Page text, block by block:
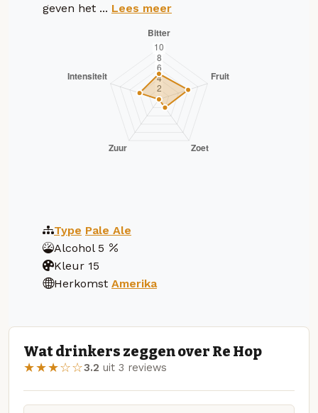
geven het ... Lees meer
Type Pale Ale
Alcohol 5
Kleur 15
Herkomst Amerika
Wat drinkers zeggen over Re Hop
★★★☆☆3.2 uit 3 reviews